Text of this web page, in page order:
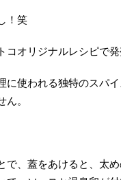
！笑
コオリジナルレシピで
に使われる独特のスパ
。
で、蓋をあけると、太